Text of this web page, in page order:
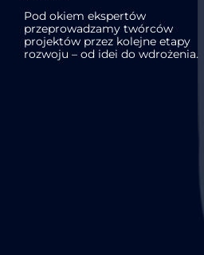
Pod okiem ekspertów
przeprowadzamy twórców
projektów przez kolejne etapy
rozwoju – od idei do wdrożenia.